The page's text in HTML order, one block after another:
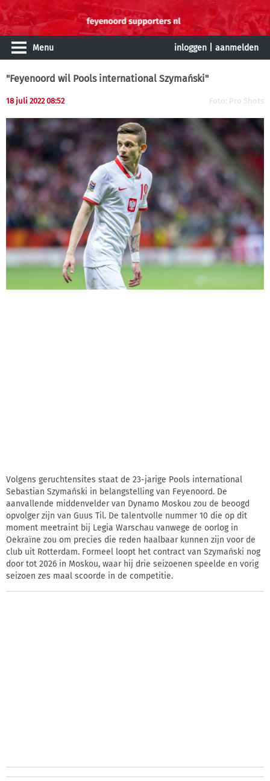
Menu inloggen aanmelden
"Feyenoord wil Pools international Szymański"
18 juli 2022 08:52 Foto: Pro Shots
Volgens geruchtensites staat de 23-jarige Pools international
Sebastian Szymański in belangstelling van Feyenoord. De
aanvallende middenvelder van Dynamo Moskou zou de beoogd
opvolger zijn van Guus Til. De talentvolle nummer 10 die op dit
moment meetraint bij Legia Warschau vanwege de oorlog in
Oekraïne zou om precies die reden haalbaar kunnen zijn voor de
club uit Rotterdam. Formeel loopt het contract van Szymański nog
door tot 2026 in Moskou, waar hij drie seizoenen speelde en vorig
seizoen zes maal scoorde in de competitie.